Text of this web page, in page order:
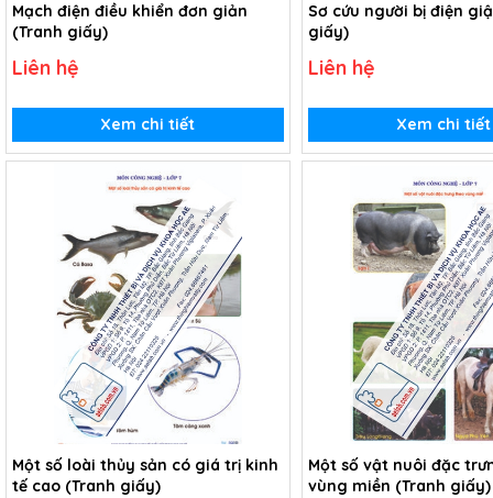
Mạch điện điều khiển đơn giản
(Tranh giấy)
Liên hệ
Xem chi tiết
Sơ cứu người bị điện
giấy)
Liên hệ
Xem chi tiết
Một số loài thủy sản có giá trị kinh
tế cao (Tranh giấy)
Một số vật nuôi đặc
vùng miền (Tranh giấy)